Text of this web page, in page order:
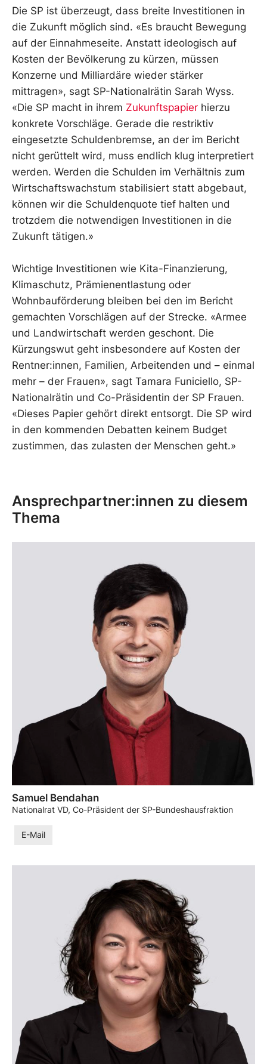
Die SP ist überzeugt, dass breite Investitionen in
die Zukunft möglich sind. «Es braucht Bewegung
auf der Einnahmeseite. Anstatt ideologisch auf
Kosten der Bevölkerung zu kürzen, müssen
Konzerne und Milliardäre wieder stärker
mittragen», sagt SP-Nationalrätin Sarah Wyss.
«Die SP macht in ihrem Zukunftspapier hierzu
konkrete Vorschläge. Gerade die restriktiv
eingesetzte Schuldenbremse, an der im Bericht
nicht gerüttelt wird, muss endlich klug interpretiert
werden. Werden die Schulden im Verhältnis zum
Wirtschaftswachstum stabilisiert statt abgebaut,
können wir die Schuldenquote tief halten und
trotzdem die notwendigen Investitionen in die
Zukunft tätigen.»
Wichtige Investitionen wie Kita-Finanzierung,
Klimaschutz, Prämienentlastung oder
Wohnbauförderung bleiben bei den im Bericht
gemachten Vorschlägen auf der Strecke. «Armee
und Landwirtschaft werden geschont. Die
Kürzungswut geht insbesondere auf Kosten der
Rentner:innen, Familien, Arbeitenden und – einmal
mehr – der Frauen», sagt Tamara Funiciello, SP-
Nationalrätin und Co-Präsidentin der SP Frauen.
«Dieses Papier gehört direkt entsorgt. Die SP wird
in den kommenden Debatten keinem Budget
zustimmen, das zulasten der Menschen geht.»
Ansprechpartner:innen zu diesem
Thema
Samuel Bendahan
Nationalrat VD, Co-Präsident der SP-Bundeshausfraktion
E-Mail